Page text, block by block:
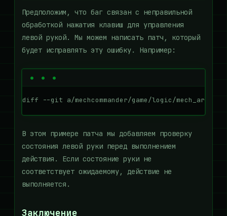
Предположим, что баг связан с неправильной
обработкой нажатия клавиш для управления
левой рукой. Мы можем написать патч, который
будет исправлять эту ошибку. Например:
diff --git a/mechcommander/game/logic/
В этом примере патча мы добавляем проверку
состояния левой руки перед выполнением
действия. Если состояние руки не
соответствует ожидаемому, действие не
выполняется.
Заключение